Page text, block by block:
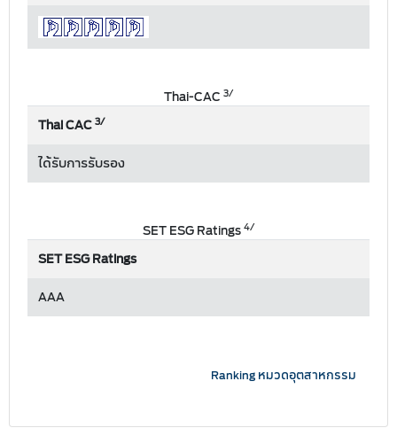
Thai-CAC 3/
Thai CAC3/
ได้รับการรับรอง
SET ESG Ratings4/
SET ESG Ratings
AAA
Ranking หมวดอุตสาหกรรม